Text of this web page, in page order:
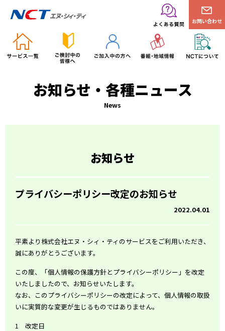
お問い合わせ
お知らせ・各種ニュース
News
お知らせ
プライバシーポリシー改定のお知らせ
2022.04.01
平素より株式会社エヌ・シィ・ティのサービスをご利用いただき、
誠にありがとうございます。
この度、
「個人情報の保護方針とプライバシーポリシー」 を改定
いたしましたので、お知らせいたします。
なお、このプライバシーポリシーの改定によって、個人情報の取扱
いに実質的な変更が生じるものではありません。
1 改定日